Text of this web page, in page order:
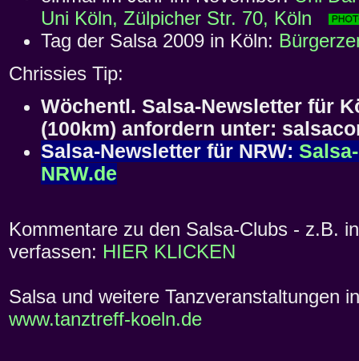
Uni Köln, Zülpicher Str. 70, Köln
Tag der Salsa 2009 in Köln:
Chrissies Tip:
Wöchentl. Salsa-Newsletter für
(100km) anfordern unter:
Salsa-Newsletter für NRW:
NRW.de
Kommentare zu den Salsa-Clubs - z.B.
verfassen: HIER KLICKEN
Salsa und weitere Tanzveranstaltungen
www.tanztreff-koeln.de